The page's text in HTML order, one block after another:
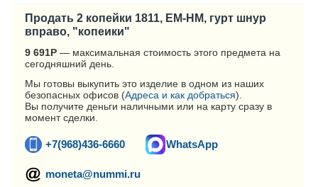
Продать 2 копейки 1811, ЕМ-НМ, гурт шнур
вправо, "копеики"
9 691Р — максимальная стоимость этого предмета на
сегодняшний день.
Мы готовы выкупить это изделие в одном из наших
безопасных офисов (Адреса и как добраться).
Вы получите деньги наличными или на карту сразу в
момент сделки.
+7(968)436-6660 WhatsApp
moneta@nummi.ru